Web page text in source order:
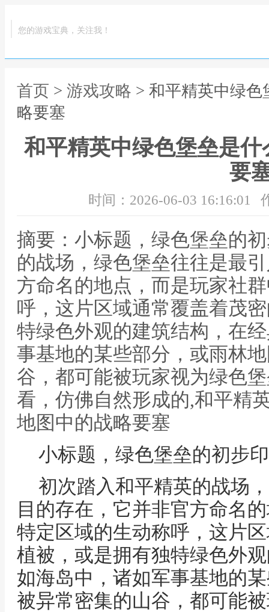
您的游戏宝典，关注我！
首页 > 游戏攻略 > 和平精英中绿
略要塞
和平精英中绿色堡垒是
要
时间：2026-06-03 16:16:01
摘要：小标题，绿色堡垒的
的战场，绿色堡垒往往是最
方命名的地点，而是玩家社
呼，这片区域通常覆盖着茂
特绿色外观的建筑结构，在
事基地的某些部分，或雨林
谷，都可能被玩家视为绿色
看，仿佛自然形成的,和平精
地图中的战略要塞
小标题，绿色堡垒的初步
初次踏入和平精英的战场
目的存在，它并非官方命名
特定区域的生动称呼，这片
植被，或是拥有独特绿色外
如海岛中，诸如军事基地的
被异常密集的山谷，都可能